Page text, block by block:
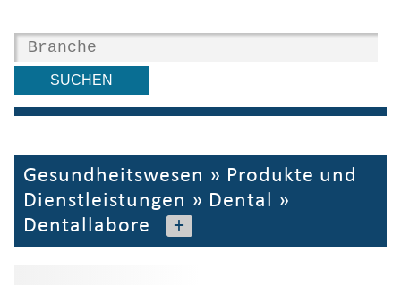
Gesundheitswesen » Produkte und
Dienstleistungen » Dental »
Dentallabore
+